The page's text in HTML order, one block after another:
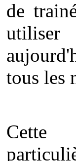
de
tous les
Cette